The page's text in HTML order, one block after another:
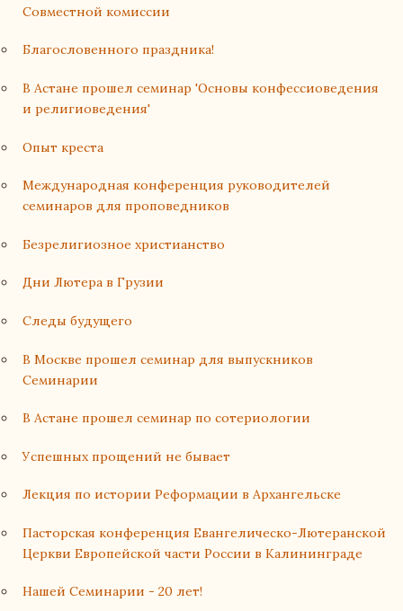
Совместной комиссии
Благословенного праздника!
В Астане прошел семинар 'Основы конфессиоведения
и религиоведения'
Опыт креста
Международная конференция руководителей
семинаров для проповедников
Безрелигиозное христианство
Дни Лютера в Грузии
Следы будущего
В Москве прошел семинар для выпускников
Семинарии
В Астане прошел семинар по сотериологии
Успешных прощений не бывает
Лекция по истории Реформации в Архангельске
Пасторская конференция Евангелическо-Лютеранской
Церкви Европейской части России в Калининграде
Нашей Семинарии - 20 лет!